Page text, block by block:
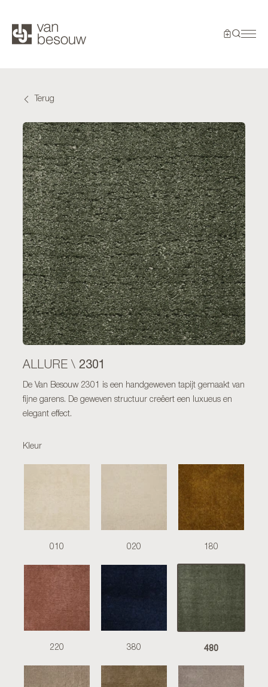
Terug
ALLURE \ 2301
De Van Besouw 2301 is een handgeweven tapijt gemaakt van
fijne garens. De geweven structuur creëert een luxueus en
elegant effect.
Kleur
010 020 180
220 380 480